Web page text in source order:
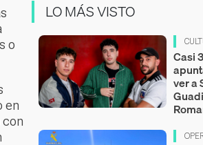
o
en
con
LO MÁS VISTO
Casi
ver a